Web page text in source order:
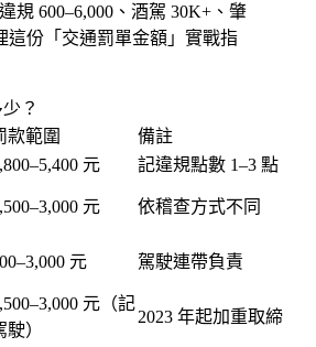
規 600–6,000、酒駕 30K+、肇
這份「交通罰單金額」實戰指
？
款範圍
備註
元
記違規點數 1–3 點
元 依稽查方式不同
元 駕駛連帶負責
元（記
駛）
2023 年起加重取締